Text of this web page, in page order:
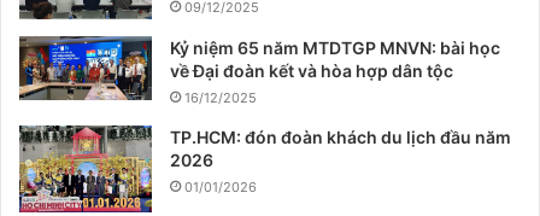
09/12/2025
Kỷ niệm 65 năm MTDTGP MNVN: bài học
về Đại đoàn kết và hòa hợp dân tộc
16/12/2025
TP.HCM: đón đoàn khách du lịch đầu năm
2026
01/01/2026